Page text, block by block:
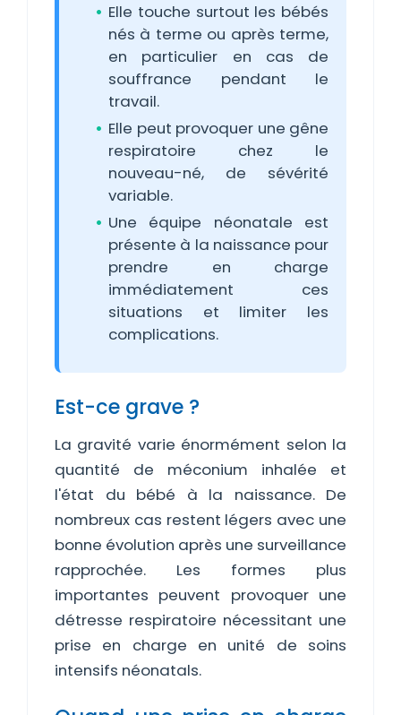
Elle touche surtout les bébés
nés à terme ou après terme,
en particulier en cas de
souffrance pendant le
travail.
Elle peut provoquer une gêne
respiratoire chez le
nouveau-né, de sévérité
variable.
Une équipe néonatale est
présente à la naissance pour
prendre en charge
immédiatement ces
situations et limiter les
complications.
Est-ce grave ?
La gravité varie énormément selon la
quantité de méconium inhalée et
l'état du bébé à la naissance. De
nombreux cas restent légers avec une
bonne évolution après une surveillance
rapprochée. Les formes plus
importantes peuvent provoquer une
détresse respiratoire nécessitant une
prise en charge en unité de soins
intensifs néonatals.